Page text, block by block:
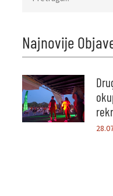
Najnovije